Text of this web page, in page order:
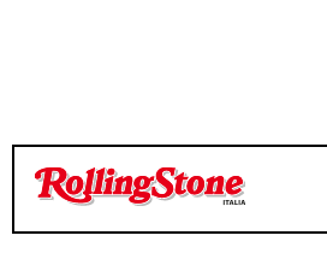
TEMPO DI LETTURA 9 MINUTI
TEMPO DI LETTURA 9 MINUTI